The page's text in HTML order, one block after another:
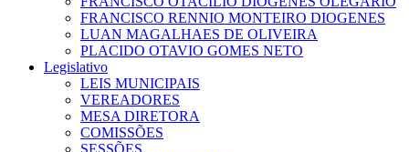
FRANCISCO RENNIO MONTEIRO DIOGENES
LUAN MAGALHAES DE OLIVEIRA
PLACIDO OTAVIO GOMES NETO
Legislativo
LEIS MUNICIPAIS
VEREADORES
MESA DIRETORA
COMISSÕES
SESSÕES